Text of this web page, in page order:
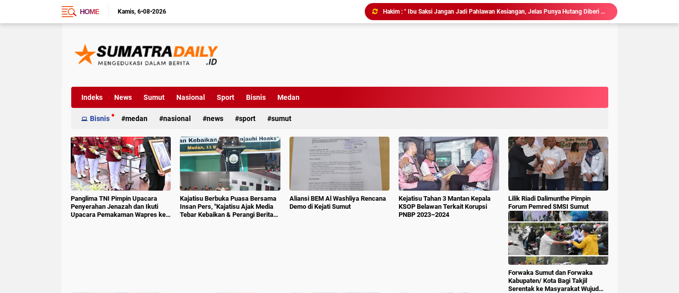
HOME Kamis 6•08•2026
Hakim : " Ibu Saksi Jangan Jadi Pahlawan Kesiangan, Jelas Punya Hutang Diberi Barang Lagi
Tim Pidsus Kejari Medan Geledah dan Sita Dokumen BLUD RSUD Dr Pirngadi
Triliunan Bantuan Revitalisasi Sekolah, Rawan Korupsi
Indeks News Sumut Nasional Sport Bisnis Medan
Bisnis medan nasional news sport sumut
Panglima TNI Pimpin Upacara
Penyerahan Jenazah dan Ikuti
Upacara Pemakaman Wapres ke-
Kajatisu Berbuka Puasa Bersama
Insan Pers, "Kajatisu Ajak Media
Tebar Kebaikan & Perangi Berita
Aliansi BEM Al Washliya Rencana
Demo di Kejati Sumut
Kejatisu Tahan 3 Mantan Kepala
KSOP Belawan Terkait Korupsi
PNBP 2023–2024
Lilik Riadi Dalimunthe Pimpin
Forum Pemred SMSI Sumut
Forwaka Sumut dan Forwaka
Kabupaten/ Kota Bagi Takjil
Serentak ke Masyarakat Wujud